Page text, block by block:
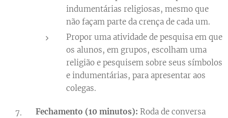
indumentárias religiosas, mesmo que
não façam parte da crença de cada um.
Propor uma atividade de pesquisa em que
os alunos, em grupos, escolham uma
religião e pesquisem sobre seus símbolos
e indumentárias, para apresentar aos
colegas.
Fechamento (10 minutos): Roda de conversa